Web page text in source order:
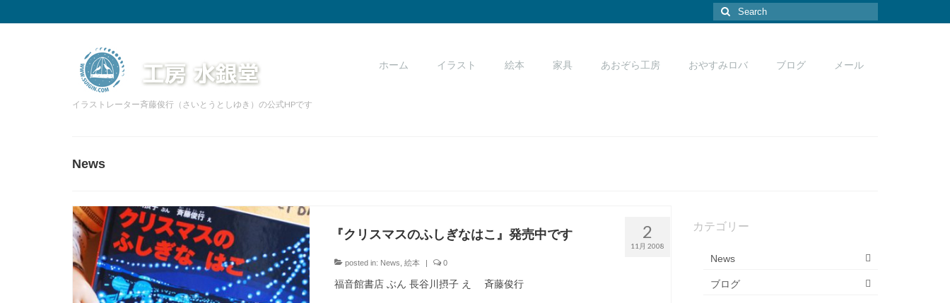
Search
for:
イラストレーター斉藤俊行（さいとうとしゆき）の公式HPです
ホーム イラスト 絵本 家具 あおぞら工房 おやすみロバ ブログ メール
News
2
11月 2008
『クリスマスのふしぎなはこ』発売中です
posted in: News 絵本 | 0
福音館書店 ぶん 長谷川摂子 え 斉藤俊行
カテゴリー
News
ブログ